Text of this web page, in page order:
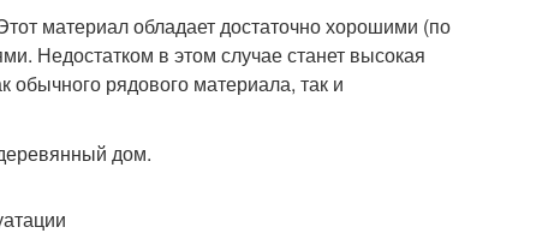
материал обладает достаточно хорошими (по
Недостатком в этом случае станет высокая
обычного рядового материала, так и